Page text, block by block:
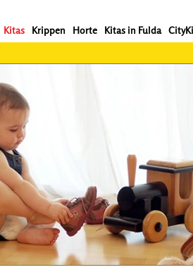
Kitas Krippen Horte Kitas in Fulda